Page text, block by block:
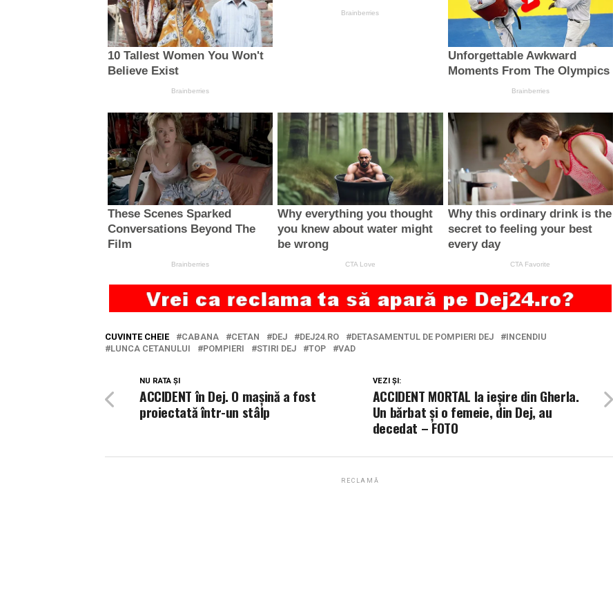
CUVINTE CHEIE CABANA CETAN DEJ DEJ24.RO DETASAMENTUL DE POMPIERI DEJ
INCENDIU
LUNCA CETANULUI
POMPIERI STIRI DEJ TOP VAD
VEZI ȘI:
ACCIDENT MORTAL la ieșire din Gherla.
Un bărbat și o femeie, din Dej, au
decedat – FOTO
NU RATA ȘI
ACCIDENT în Dej. O mașină a fost
proiectată într-un stâlp
RECLAMĂ